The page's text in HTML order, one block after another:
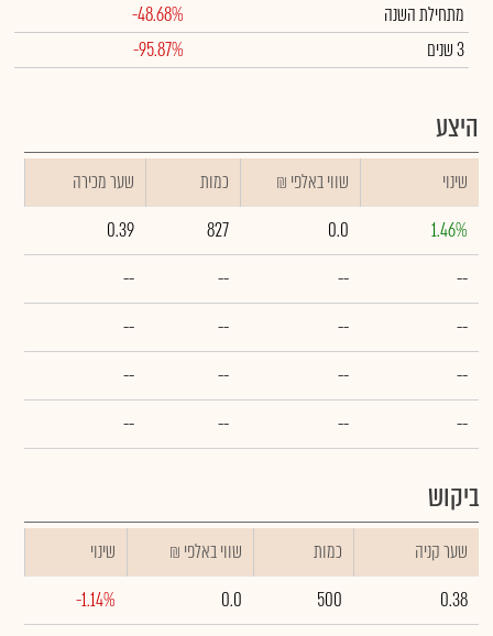
מתחילת השנה
-48.68%
3 שנים
-95.87%
היצע
שינוי ₪ שווי באלפי כמות
שער מכירה
1.46%
0.0
827
0.39
--
--
--
--
--
--
--
--
--
--
--
--
--
--
--
--
ביקוש
שער קניה כמות ₪ שווי באלפי
שינוי
0.38
500
0.0
-1.14%